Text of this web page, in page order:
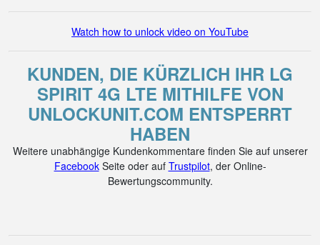
Watch how to unlock video on YouTube
KUNDEN, DIE KÜRZLICH IHR LG
SPIRIT 4G LTE MITHILFE VON
UNLOCKUNIT.COM ENTSPERRT
HABEN
Weitere unabhängige Kundenkommentare finden Sie auf unserer
FacebookSeite oder auf Trustpilot, der Online-
Bewertungscommunity.